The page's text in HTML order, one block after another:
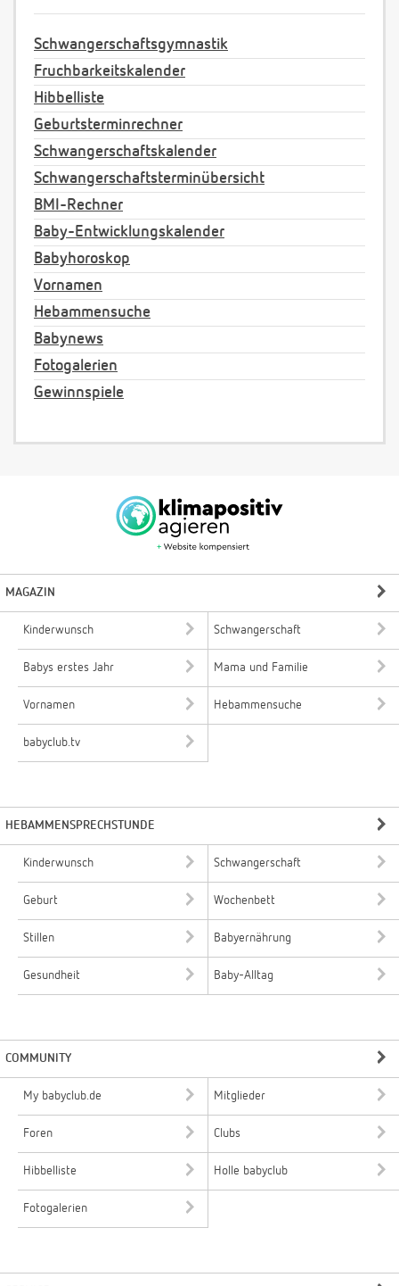
Schwangerschaftsgymnastik
Fruchbarkeitskalender
Hibbelliste
Geburtsterminrechner
Schwangerschaftskalender
Schwangerschaftsterminübersicht
BMI-Rechner
Baby-Entwicklungskalender
Babyhoroskop
Vornamen
Hebammensuche
Babynews
Fotogalerien
Gewinnspiele
MAGAZIN
Kinderwunsch Schwangerschaft
Babys erstes Jahr Mama und Familie
Vornamen Hebammensuche
babyclub.tv
HEBAMMENSPRECHSTUNDE
Kinderwunsch Schwangerschaft
Geburt Wochenbett
Stillen Babyernährung
Gesundheit Baby-Alltag
COMMUNITY
My babyclub.de Mitglieder
Foren Clubs
Hibbelliste Holle babyclub
Fotogalerien